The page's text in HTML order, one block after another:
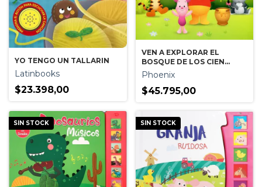
YO TENGO UN TALLARIN
Latinbooks
$23.398,00
VEN A EXPLORAR EL
BOSQUE DE LOS CIEN
ACRES - DISNEY BABY
Phoenix
$45.795,00
SIN STOCK SIN STOCK